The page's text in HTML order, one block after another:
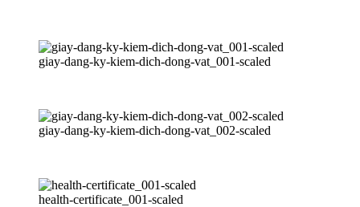
giay-dang-ky-kiem-dich-dong-vat_001-scaled
giay-dang-ky-kiem-dich-dong-vat_002-scaled
health-certificate_001-scaled